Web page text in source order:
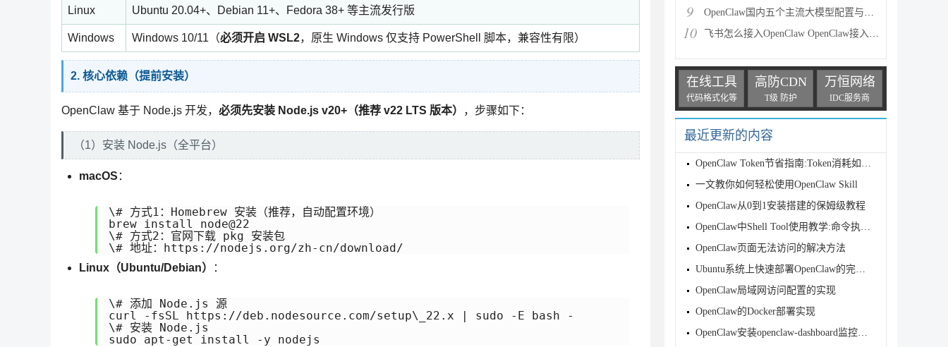
Linux Ubuntu 20.04+、Debian 11+、Fedora 38+ 等主流发行版
Windows Windows 10/11（必须开启 WSL2，原生 Windows 仅支持 PowerShell 脚本，兼容性有限）
2. 核心依赖（提前安装）
OpenClaw 基于 Node.js 开发， 必须先安装 Node.js v20+（推荐 v22 LTS 版本） ，步骤如下：
（1）安装 Node.js（全平台）
macOS ：
\# 方式1：Homebrew 安装（推荐，自动配置环境）
brew install node@22
\# 方式2：官网下载 pkg 安装包
\# 地址：https://nodejs.org/zh-cn/download/
Linux（Ubuntu/Debian） ：
\# 添加 Node.js 源
curl -fsSL https://deb.nodesource.com/setup\_22.x | sudo -E bash -
\# 安装 Node.js
sudo apt-get install -y nodejs
9 OpenClaw国内五个主流大模型配置与接入指南:MiniMax、GLM、Kimi、Doubao、Qwen
10 飞书怎么接入OpenClaw OpenClaw接入飞书保姆级教程
在线工具
代码格式化等
高防CDN
T级 防护
万恒网络
IDC服务商
最近更新的内容
OpenClaw Token节省指南:Token消耗如何直降 90%?
一文教你如何轻松使用OpenClaw Skill
OpenClaw从0到1安装搭建的保姆级教程
OpenClaw中Shell Tool使用教学:命令执行、输出读取和长任务管理
OpenClaw页面无法访问的解决方法
Ubuntu系统上快速部署OpenClaw的完整教程
OpenClaw局域网访问配置的实现
OpenClaw的Docker部署实现
OpenClaw安装openclaw-dashboard监控面板